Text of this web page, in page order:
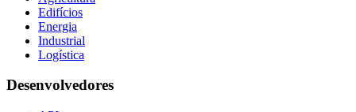
Edifícios
Energia
Industrial
Logística
Desenvolvedores